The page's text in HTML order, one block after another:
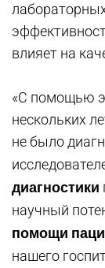
влияет на
«С помощью
нескольких
не было
диагностики
научный
помощи
нашего